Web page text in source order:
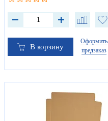
В корзину
Оформить
предзаказ